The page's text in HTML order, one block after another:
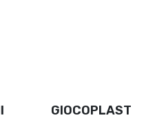
GIOCOPLAST